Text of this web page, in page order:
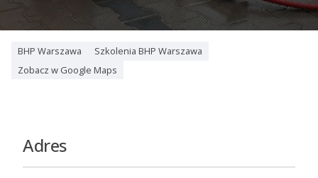
BHP Warszawa
Szkolenia BHP Warszawa
Zobacz w Google Maps
Adres